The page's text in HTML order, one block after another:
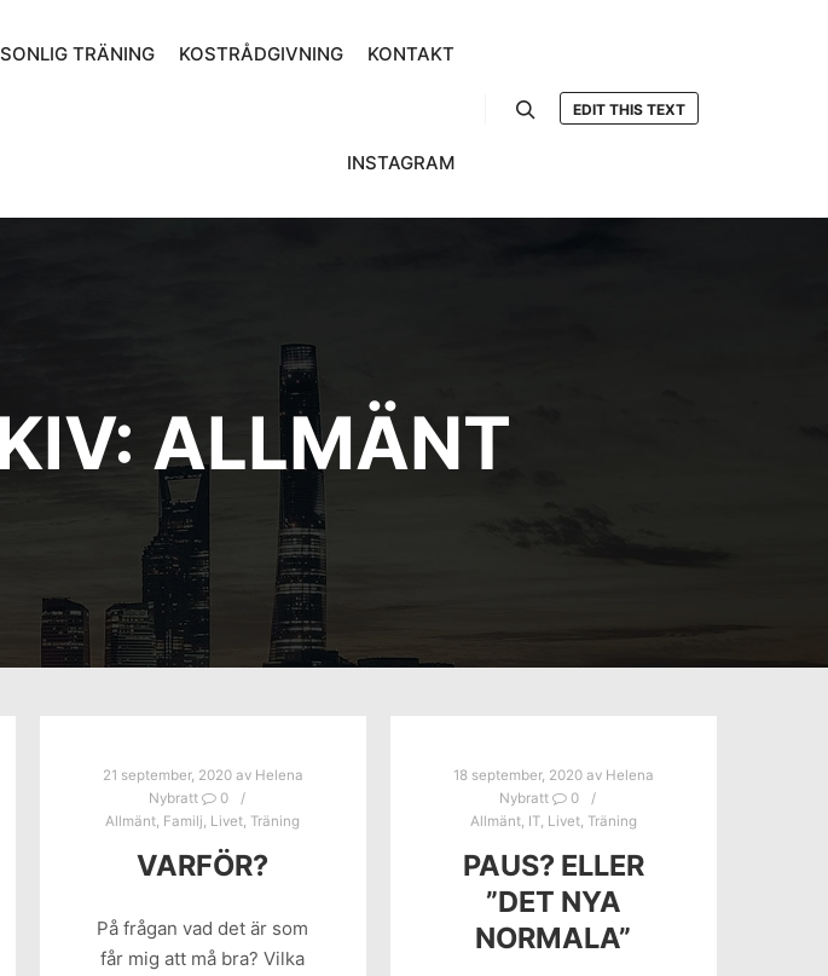
TRÄNING KOSTRÅDGIVNING KONTAKT
INSTAGRAM
EDIT THIS TEXT
ALLMÄNT
21 september, 2020av Helena
Nybratt
0
Allmänt, Familj, Livet, Träning
VARFÖR?
På frågan vad det är som
får mig att må bra? Vilka
18 september, 2020av Helena
Nybratt
0
Allmänt, IT, Livet, Träning
PAUS? ELLER
”DET NYA
NORMALA”